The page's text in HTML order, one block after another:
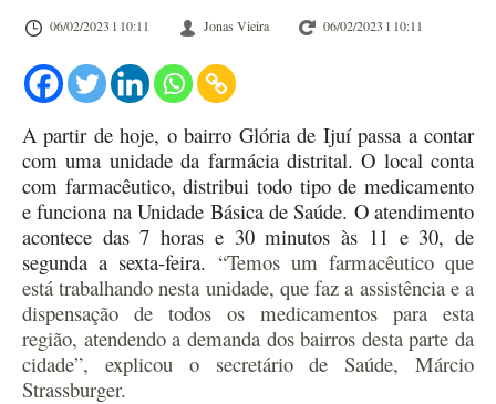
06/02/2023 l 10:11 Jonas Vieira 06/02/2023 l 10:11
A partir dehoje, o bairro Glóriade Ijuípassa a contar
com uma unidade da farmácia distrital.O local conta
com farmacêutico, distribuitodo tipo de medicamento
e funciona naUnidade Básica de Saúde. O atendimento
acontece das 7 horas e 30minutosàs 11 e 30, de
segunda a sexta-feira. “Temos um farmacêutico que
está trabalhando nesta unidade, que faz a assistência e a
dispensação de todos os medicamentos para esta
região, atendendo a demanda dos bairros desta parte da
cidade”, explicou o secretário de Saúde, Márcio
Strassburger.